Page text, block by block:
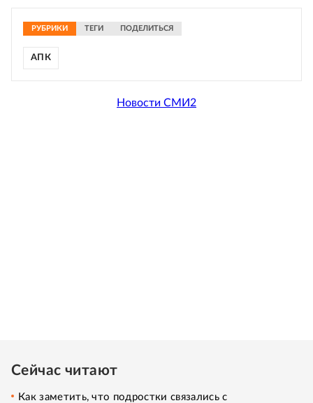
РУБРИКИ ТЕГИ ПОДЕЛИТЬСЯ
АПК
Новости СМИ2
Сейчас читают
Как заметить, что подростки связались с